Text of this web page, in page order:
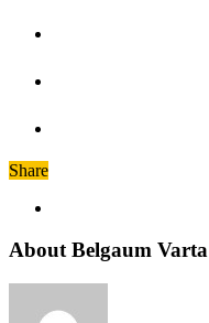
Share
About Belgaum Varta